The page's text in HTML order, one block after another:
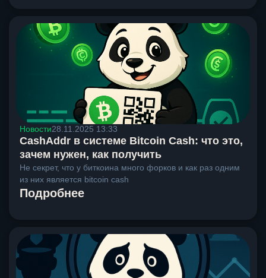
Новости28.11.2025 13:33
CashAddr в системе Bitcoin Cash: что это,
зачем нужен, как получить
Не секрет, что у биткоина много форков и как раз одним
из них является bitcoin cash
Подробнее